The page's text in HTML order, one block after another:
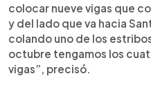
colocar nueve vigas que
y del lado que va hacia
colando uno de los
octubre tengamos los
vigas”, precisó.